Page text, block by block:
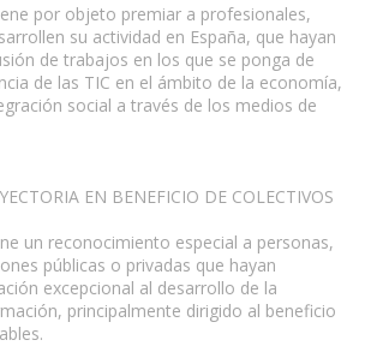
por objeto premiar a profesionales,
su actividad en España, que hayan
de trabajos en los que se ponga de
de las TIC en el ámbito de la economía,
social a través de los medios de
EN BENEFICIO DE COLECTIVOS
un reconocimiento especial a personas,
públicas o privadas que hayan
excepcional al desarrollo de la
principalmente dirigido al beneficio